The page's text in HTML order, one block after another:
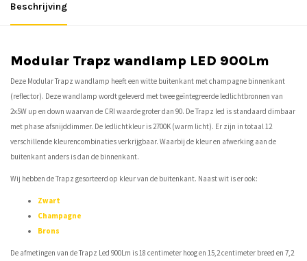
Beschrijving
Modular Trapz wandlamp LED 900Lm
Deze Modular Trapz wandlamp heeft een witte buitenkant met champagne binnenkant
(reflector). Deze wandlamp wordt geleverd met twee geïntegreerde ledlichtbronnen van
2x5W up en down waarvan de CRI waarde groter dan 90. De Trapz led is standaard dimbaar
met phase afsnijddimmer. De ledlichtkleur is 2700K (warm licht). Er zijn in totaal 12
verschillende kleurencombinaties verkrijgbaar. Waarbij de kleur en afwerking aan de
buitenkant anders is dan de binnenkant.
Wij hebben de Trapz gesorteerd op kleur van de buitenkant. Naast wit is er ook:
Zwart
Champagne
Brons
De afmetingen van de Trapz Led 900Lm is 18 centimeter hoog en 15,2 centimeter breed en 7,2